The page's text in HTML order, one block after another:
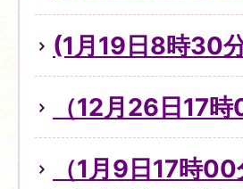
(1月19日8時30
（12月26日17
（1月9日17時